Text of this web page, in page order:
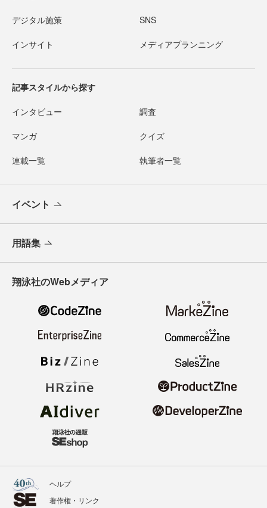
デジタル施策 SNS
インサイト メディアプランニング
記事スタイルから探す
インタビュー 調査
マンガ クイズ
連載一覧 執筆者一覧
イベント
用語集
翔泳社のWebメディア
ヘルプ
著作権・リンク